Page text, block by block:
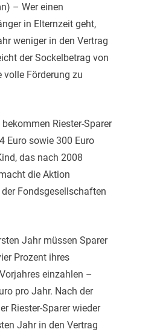
– Wer einen
in Elternzeit geht,
weniger in den Vertrag
der Sockelbetrag von
volle Förderung zu
Riester-Sparer
Euro sowie 300 Euro
das nach 2008
die Aktion
Fondsgesellschaften
Jahr müssen Sparer
Prozent ihres
einzahlen –
pro Jahr. Nach der
Riester-Sparer wieder
Jahr in den Vertrag